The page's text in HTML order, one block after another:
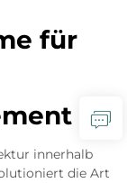
für
innerhalb
die Art